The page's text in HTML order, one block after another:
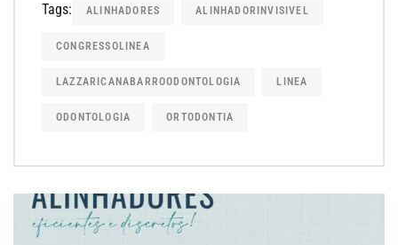
Tags: ALINHADORES ALINHADORINVISIVEL
CONGRESSOLINEA
LAZZARICANABARROODONTOLOGIA LINEA
ODONTOLOGIA ORTODONTIA